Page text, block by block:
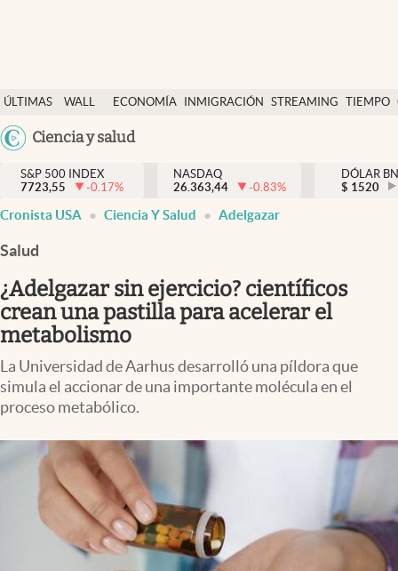
ÚLTIMAS
NOTICIAS
WALL
DÓLAR
ECONOMÍA INMIGRACIÓN STREAMING TIEMPO
México
Ciencia y salud
Finanzas y economía
Wall Street y dólar
Inmigración
Espiritual
Streaming
PC y mobile
Lifestyle
S&P 500 INDEX
7723,55
-0.17%
NASDAQ
26.363,44
-0.83%
DÓLAR
$ 1520
Cronista USA Ciencia Y Salud Adelgazar
Salud
¿Adelgazar sin ejercicio? científicos
crean una pastilla para acelerar el
metabolismo
La Universidad de Aarhus desarrolló una píldora que
simula el accionar de una importante molécula en el
proceso metabólico.